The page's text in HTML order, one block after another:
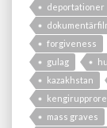
deportationer
forgiveness
gulag
kazakhstan
mass graves